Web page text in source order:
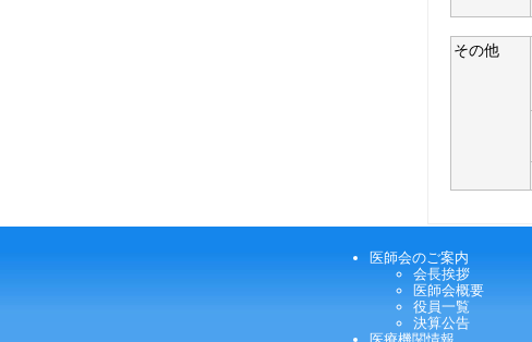
その他
医師会のご案内
会長挨拶
医師会概要
役員一覧
決算公告